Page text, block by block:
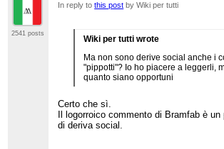
2541 posts
In reply tothis post by Wiki per tutti
Wiki per tutti wrote
Ma non sono derive social anche i
"pippotti"? Io ho piacere a leggerli,
quanto siano opportuni
Certo che sì.
Il logorroico commento di Bramfab è
di deriva social.